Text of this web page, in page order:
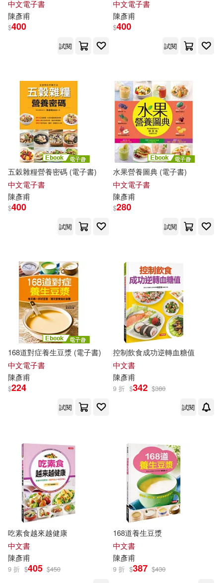
中文電子書
陳彥甫
$400
試閱
中文電子書
陳彥甫
$400
試閱
五穀雜糧營養密碼 (電子書)
中文電子書
陳彥甫
$400
試閱
水果營養圖典 (電子書)
中文電子書
陳彥甫
$280
試閱
168道對症養生豆漿 (電子書)
中文電子書
陳彥甫
$224
試閱
控制飲食成功逆轉血糖值
中文書
陳彥甫
9 折 $342 $380
試閱
吃素食越來越健康
中文書
陳彥甫
9 折 $405 $450
168道養生豆漿
中文書
陳彥甫
9 折 $387 $430